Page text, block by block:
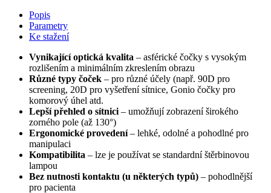
Popis
Parametry
Ke stažení
Vynikající optická kvalita – asférické čočky s vysokým
rozlišením a minimálním zkreslením obrazu
Různé typy čoček – pro různé účely (např. 90D pro
screening, 20D pro vyšetření sítnice, Gonio čočky pro
komorový úhel atd.
Lepší přehled o sítnici – umožňují zobrazení širokého
zorného pole (až 130°)
Ergonomické provedení– lehké, odolné a pohodlné pro
manipulaci
Kompatibilita – lze je používat se standardní štěrbinovou
lampou
Bez nutnosti kontaktu (u některých typů) – pohodlnější
pro pacienta